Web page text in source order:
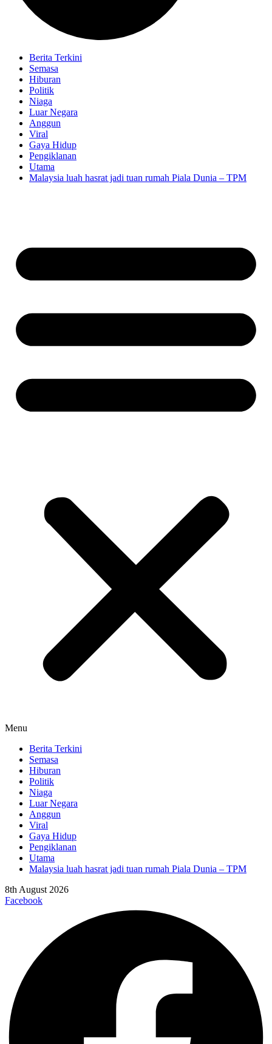
Berita Terkini
Semasa
Hiburan
Politik
Niaga
Luar Negara
Anggun
Viral
Gaya Hidup
Pengiklanan
Utama
Malaysia luah hasrat jadi tuan rumah Piala Dunia – TPM
Menu
Berita Terkini
Semasa
Hiburan
Politik
Niaga
Luar Negara
Anggun
Viral
Gaya Hidup
Pengiklanan
Utama
Malaysia luah hasrat jadi tuan rumah Piala Dunia – TPM
8th August 2026
Facebook